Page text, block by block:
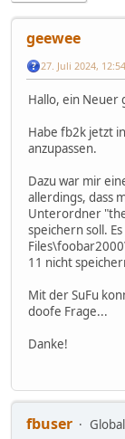
geewee
27. Juli 2024,
Hallo, ein Neuer
Habe fb2k jetzt
anzupassen.
Dazu war mir
allerdings, dass
Unterordner
speichern soll.
11 nicht
Mit der SuFu
doofe Frage...
Danke!
fbuser